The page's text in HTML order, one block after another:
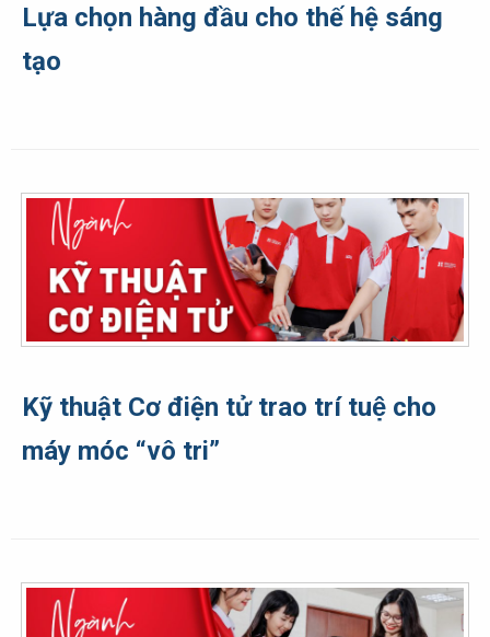
Lựa chọn hàng đầu cho thế hệ sáng
tạo
Kỹ thuật Cơ điện tử trao trí tuệ cho
máy móc “vô tri”